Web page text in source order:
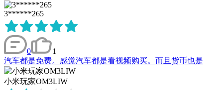
3******265
0
1
汽车都是免费。感觉汽车都是看视频购买。而且货币也是
小米玩家OM3LIW